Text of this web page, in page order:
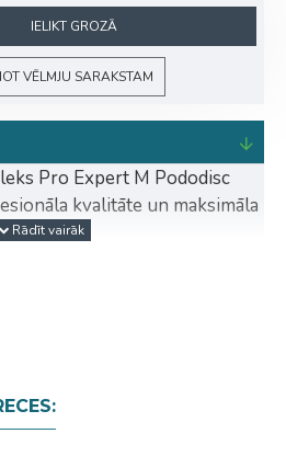
IELIKT GROZĀ
VĒLMJU SARAKSTAM
Pro Expert M Pododisc
kvalitāte un maksimāla